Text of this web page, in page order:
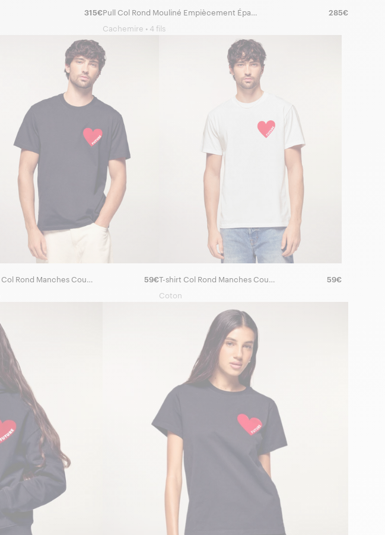
315€ Pull Col Rond Mouliné Empiècement Épaules 285€
Cachemire • 4 fils
T-shirt Col Rond Manches Courtes Cœur 59€ T-shirt Col Rond Manches Courtes Cœur 59€
Coton